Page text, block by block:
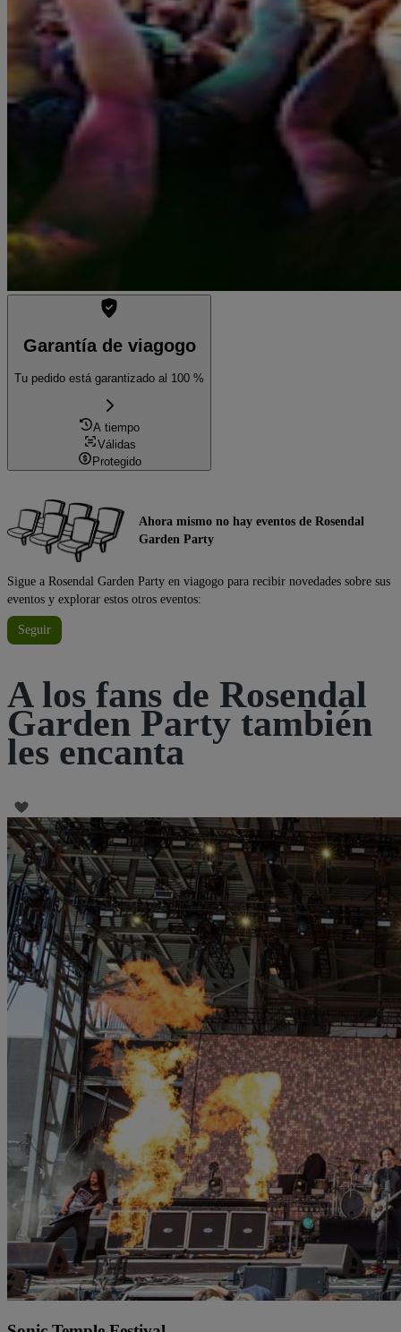
Garantía de viagogo
Tu pedido está garantizado al 100 %
A tiempo
Válidas
Protegido
Ahora mismo no hay eventos de Rosendal
Garden Party
Sigue a Rosendal Garden Party en viagogo para recibir novedades sobre sus
eventos y explorar estos otros eventos:
Seguir
A los fans de Rosendal
Garden Party también
les encanta